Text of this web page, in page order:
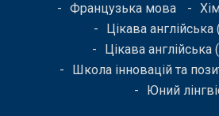
Французька мова
Цікава
Цікава англійська
Школа інновацій та
Юний